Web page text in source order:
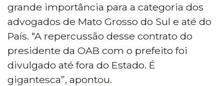
grande importância para a categoria dos
advogados de Mato Grosso do Sul e até do
País. “A repercussão desse contrato do
presidente da OAB com o prefeito foi
divulgado até fora do Estado. É
gigantesca”, apontou.